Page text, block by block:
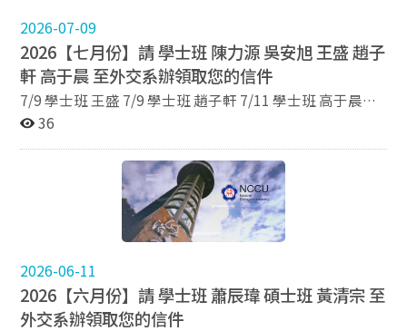
2026-07-09
2026【七月份】請 學士班 陳力源 吳安旭 王盛 趙子
軒 高于晨 至外交系辦領取您的信件
7/9 學士班 王盛 7/9 學士班 趙子軒 7/11 學士班 高于晨
7/22 學士班 吳安旭 7/23 學士班 韓序準 7/23 碩士班 黃清
36
2026-06-11
2026【六月份】請 學士班 蕭辰瑋 碩士班 黃清宗 至
外交系辦領取您的信件